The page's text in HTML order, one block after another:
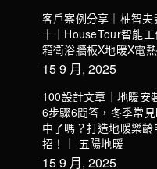
客戶案例分享｜柚智夫
十｜HouseTour智能
箱衛浴牆板X地暖X電
15 9 月, 2025
100設計文章｜地暖安
6步驟6問答，冬季常
中了嗎？打造地暖樂
招！｜ 五陽地暖
15 9 月, 2025